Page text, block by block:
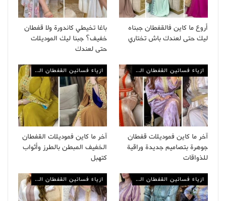
أروع ما كاين فالقفطان جبناه
ليك حتى لعندك باش تختاري
باغا تخيطي كاندورة ولا قفطان
خفيف؟ جبنا ليك الموديلات
حتى لعندك
ازياء فساتين القفطان المغربي
آخر ما كاين فموديلات قفطان
جوهرة بتصاميم جديدة وراقية
للذواقات
ازياء فساتين القفطان المغربي
آخر ما كاين فموديلات القفطان
الخفيف المبطن بالطرز وأثواب
كتهبل
ازياء فساتين القفطان المغربي ازياء فساتين القفطان المغربي